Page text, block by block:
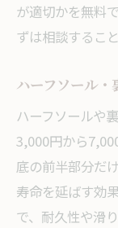
が適切かを無料
ずは相談するこ
ハーフソール
ハーフソールや
3,000円から
底の前半部分だ
寿命を延ばす効
で、耐久性や滑